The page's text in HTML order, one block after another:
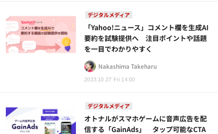
デジタルメディア
2023.10.27 Fri 14:00
「Yahoo!ニュース」コメント欄を生成AI
要約を試験提供へ 注目ポイントや話題
を一目でわかりやすく
Nakashima Takeharu
デジタルメディア
オトナルがスマホゲームに音声広告を配
信する「GainAds」 タップ可能なCTA